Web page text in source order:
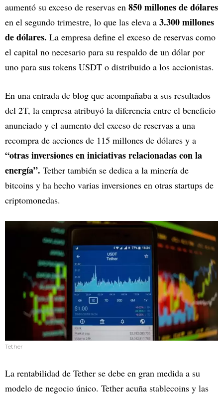
aumentó su exceso de reservas en 850 millones de dólares
en el segundo trimestre, lo que las eleva a 3.300 millones
de dólares. La empresa define el exceso de reservas como
el capital no necesario para su respaldo de un dólar por
uno para sus tokens USDT o distribuido a los accionistas.
En una entrada de blog que acompañaba a sus resultados
del 2T, la empresa atribuyó la diferencia entre el beneficio
anunciado y el aumento del exceso de reservas a una
recompra de acciones de 115 millones de dólares y a
“otras inversiones en iniciativas relacionadas con la
energía”. Tether también se dedica a la minería de
bitcoins y ha hecho varias inversiones en otras startups de
criptomonedas.
Tether
La rentabilidad de Tether se debe en gran medida a su
modelo de negocio único. Tether acuña stablecoins y las